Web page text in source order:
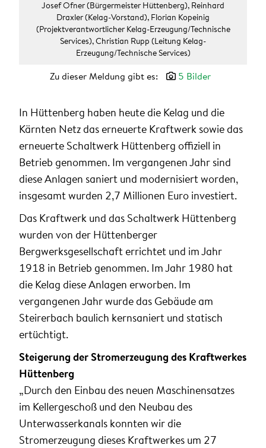
Josef Ofner (Bürgermeister Hüttenberg), Reinhard
Draxler (Kelag-Vorstand), Florian Kopeinig
(Projektverantwortlicher Kelag-Erzeugung/Technische
Services), Christian Rupp (Leitung Kelag-
Erzeugung/Technische Services)
Zu dieser Meldung gibt es: 5 Bilder
In Hüttenberg haben heute die Kelag und die
Kärnten Netz das erneuerte Kraftwerk sowie das
erneuerte Schaltwerk Hüttenberg offiziell in
Betrieb genommen. Im vergangenen Jahr sind
diese Anlagen saniert und modernisiert worden,
insgesamt wurden 2,7 Millionen Euro investiert.
Das Kraftwerk und das Schaltwerk Hüttenberg
wurden von der Hüttenberger
Bergwerksgesellschaft errichtet und im Jahr
1918 in Betrieb genommen. Im Jahr 1980 hat
die Kelag diese Anlagen erworben. Im
vergangenen Jahr wurde das Gebäude am
Steirerbach baulich kernsaniert und statisch
ertüchtigt.
Steigerung der Stromerzeugung des Kraftwerkes
Hüttenberg
„Durch den Einbau des neuen Maschinensatzes
im Kellergeschoß und den Neubau des
Unterwasserkanals konnten wir die
Stromerzeugung dieses Kraftwerkes um 27